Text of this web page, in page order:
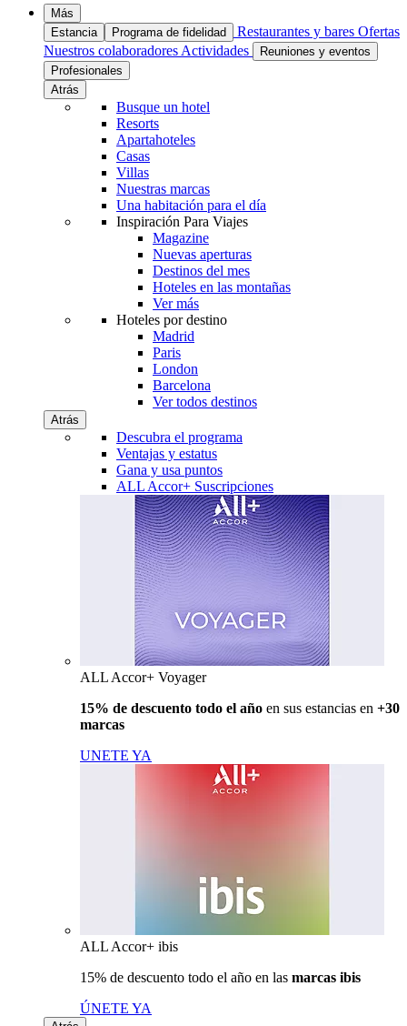
Más
Estancia
Programa de fidelidad Restaurantes y bares Ofertas
Nuestros colaboradores Actividades
Reuniones y eventos
Profesionales
Atrás
Busque un hotel
Resorts
Apartahoteles
Casas
Villas
Nuestras marcas
Una habitación para el día
Inspiración Para Viajes
Magazine
Nuevas aperturas
Destinos del mes
Hoteles en las montañas
Ver más
Hoteles por destino
Madrid
Paris
London
Barcelona
Ver todos destinos
Atrás
Descubra el programa
Ventajas y estatus
Gana y usa puntos
ALL Accor+ Suscripciones
ALL Accor+ Voyager
15% de descuento todo el año en sus estancias en +30
marcas
UNETE YA
ALL Accor+ ibis
15% de descuento todo el año en las marcas ibis
ÚNETE YA